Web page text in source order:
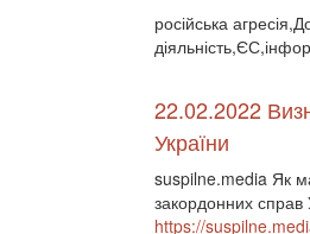
російська
22.02.2022
України
suspilne.media Як
закордонних
https://